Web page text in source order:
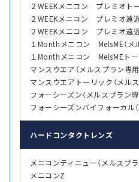
２WEEKメニコン プレミオト
２WEEKメニコン プレミオ遠
２WEEKメニコン プレミオ遠
１Monthメニコン MelsME（メ
１Monthメニコン MelsMEトー
マンスウエア（メルスプラン専用
マンスウエアトーリック（メル
フォーシーズン（メルスプラン専
フォーシーズンバイフォーカル
ハード コンタクトレンズ
メニコンティニュー（メルスプラ
メニコンZ